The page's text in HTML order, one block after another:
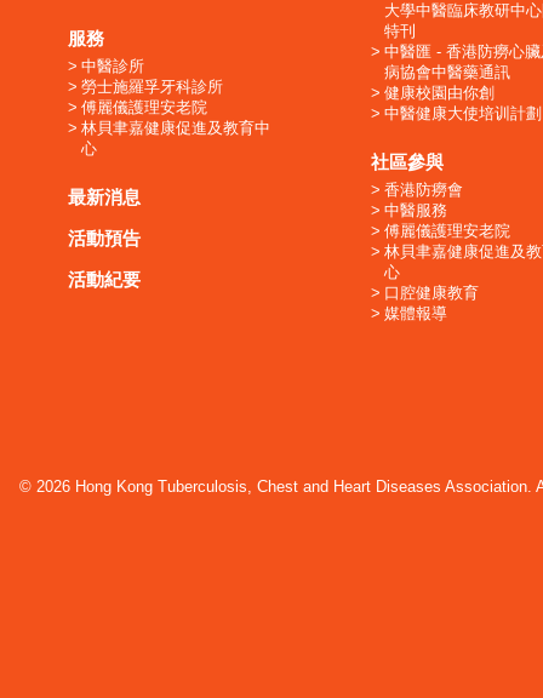
服務
中醫診所
勞士施羅孚牙科診所
傅麗儀護理安老院
林貝聿嘉健康促進及教育中
心
最新消息
活動預告
活動紀要
大學中醫臨床教研中
特刊
中醫匯 - 香港防癆心
病協會中醫藥通訊
健康校園由你創
中醫健康大使培训計劃
社區參與
香港防癆會
中醫服務
傅麗儀護理安老院
林貝聿嘉健康促進及
心
口腔健康教育
媒體報導
© 2026 Hong Kong Tuberculosis, Chest and Heart Diseases Association.